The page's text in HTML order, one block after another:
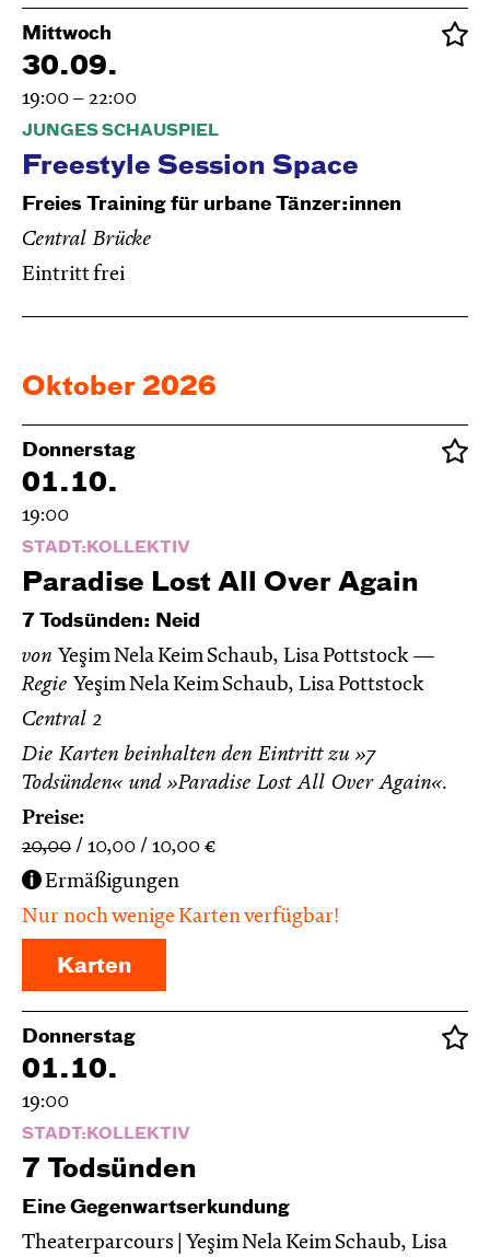
Mittwoch
30.09.
19:00 – 22:00
JUNGES SCHAUSPIEL
Freestyle Session Space
Freies Training für urbane Tänzer:innen
Central Brücke
Eintritt frei
Oktober 2026
Donnerstag
01.10.
19:00
STADT:KOLLEKTIV
Paradise Lost All Over Again
7 Todsünden: Neid
von Yeşim Nela Keim Schaub, Lisa Pottstock
Regie Yeşim Nela Keim Schaub, Lisa Pottstock
Central 2
Die Karten beinhalten den Eintritt zu »7
Todsünden« und »Paradise Lost All Over Again«.
Preise:
20,00
10,00 10,00 €
Ermäßigungen
Nur noch wenige Karten verfügbar!
Karten
Donnerstag
01.10.
19:00
STADT:KOLLEKTIV
7 Todsünden
Eine Gegenwartserkundung
Theaterparcours | Yeşim Nela Keim Schaub, Lisa